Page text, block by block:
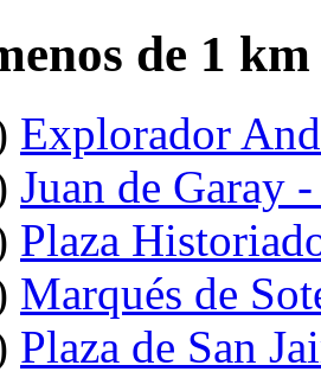
de 1
Explorador
Juan de Garay
Plaza
Marqués de
Plaza de San